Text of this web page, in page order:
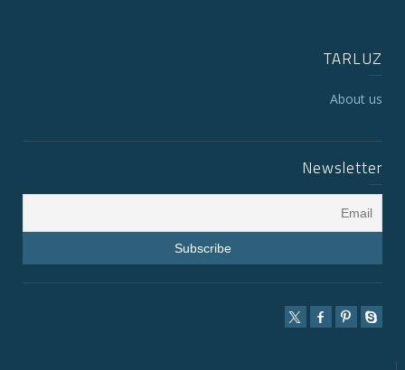
TARLUZ
About us
Newsletter